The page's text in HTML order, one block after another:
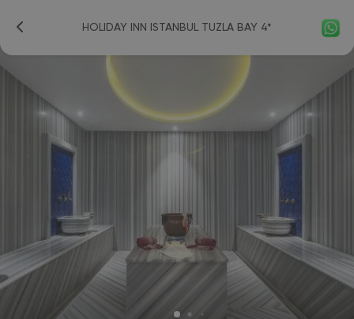
HOLIDAY INN ISTANBUL TUZLA BAY 4*